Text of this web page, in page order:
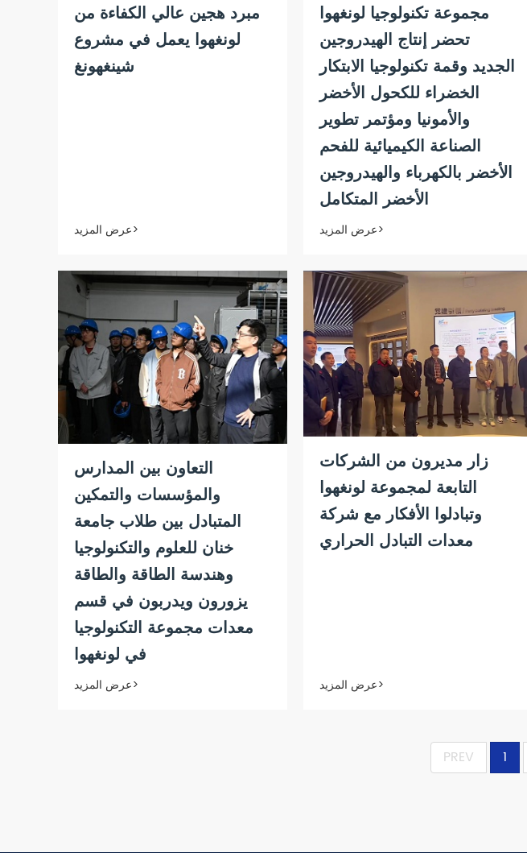
مبرد هجين عالي الكفاءة من
لونغهوا يعمل في مشروع
شينغهونغ
عرض المزيد>
مجموعة تكنولوجيا لونغهوا
تحضر إنتاج الهيدروجين
الجديد وقمة تكنولوجيا الابتكار
الخضراء للكحول الأخضر
والأمونيا ومؤتمر تطوير
الصناعة الكيميائية للفحم
الأخضر بالكهرباء والهيدروجين
الأخضر المتكامل
عرض المزيد>
التعاون بين المدارس
والمؤسسات والتمكين
المتبادل بين طلاب جامعة
خنان للعلوم والتكنولوجيا
وهندسة الطاقة والطاقة
يزورون ويدربون في قسم
معدات مجموعة التكنولوجيا
في لونغهوا
عرض المزيد>
زار مديرون من الشركات
التابعة لمجموعة لونغهوا
وتبادلوا الأفكار مع شركة
معدات التبادل الحراري
عرض المزيد>
PREV 1